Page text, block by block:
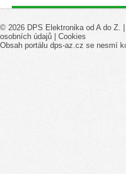
© 2026 DPS Elektronika od A do Z. |
osobních údajů
Cookies
Obsah portálu dps-az.cz se nesmí